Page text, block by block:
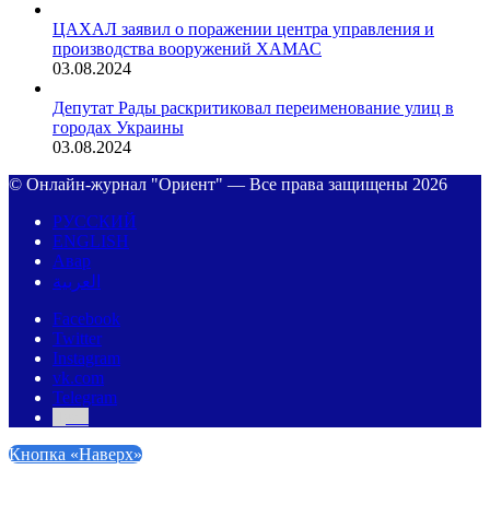
ЦАХАЛ заявил о поражении центра управления и
производства вооружений ХАМАС
03.08.2024
Депутат Рады раскритиковал переименование улиц в
городах Украины
03.08.2024
© Онлайн-журнал "Ориент" — Все права защищены 2026
РУССКИЙ
ENGLISH
Авар
العربية
Facebook
Twitter
Instagram
vk.com
Telegram
Кнопка «Наверх»